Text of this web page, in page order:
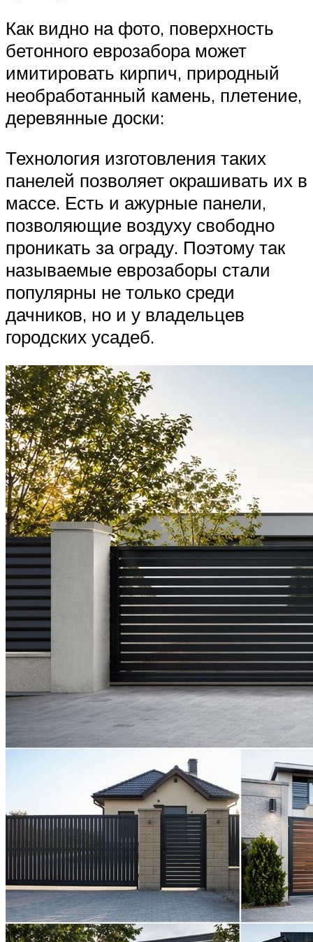
Как видно на фото, поверхность
бетонного еврозабора может
имитировать кирпич, природный
необработанный камень, плетение,
деревянные доски:
Технология изготовления таких
панелей позволяет окрашивать их в
массе. Есть и ажурные панели,
позволяющие воздуху свободно
проникать за ограду. Поэтому так
называемые еврозаборы стали
популярны не только среди
дачников, но и у владельцев
городских усадеб.